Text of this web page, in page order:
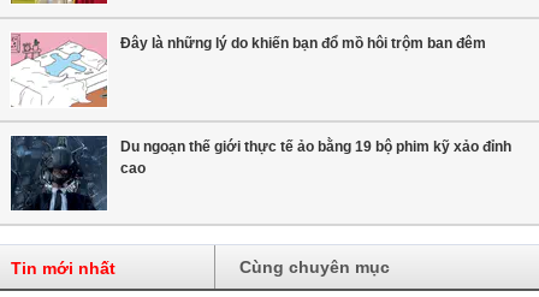
Đây là những lý do khiến bạn đổ mồ hôi trộm ban đêm
Du ngoạn thế giới thực tế ảo bằng 19 bộ phim kỹ xảo đỉnh
cao
Tin mới nhất Cùng chuyên mục